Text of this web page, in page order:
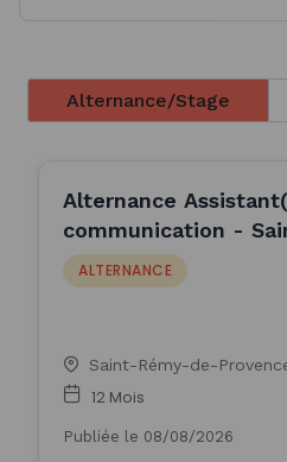
Alternance/Stage
Alternance
communication -
de-Provence (F/H)
ALTERNANCE
Saint-Rémy-de-
12 Mois
Publiée le 08/08/2026